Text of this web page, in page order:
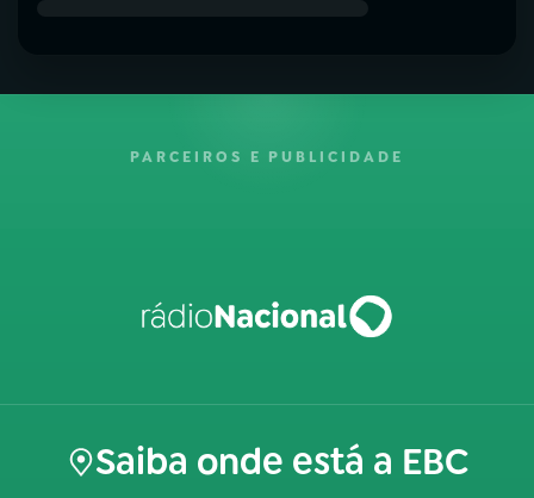
PARCEIROS E PUBLICIDADE
Saiba onde está a EBC